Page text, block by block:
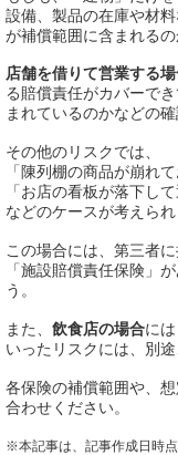
設備、製品の在庫や材
が補償範囲に含まれる
店舗を借りて営業する
る賠償責任がカバーで
まれているのかなどの確
その他のリスクでは、
「陳列棚の商品が崩れ
「お店の看板が落下し
などのケースが考えられ
この場合には、第三者
「施設賠償責任保険」
う。
また、 飲食店の場合に
いったリスクには、別
各保険の補償範囲や、
合わせください。
※本記事は、記事作成日時点